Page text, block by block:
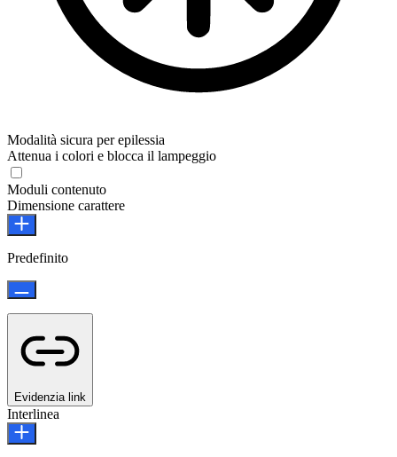
Modalità sicura per epilessia
Attenua i colori e blocca il lampeggio
Moduli contenuto
Dimensione carattere
Predefinito
Evidenzia link
Interlinea